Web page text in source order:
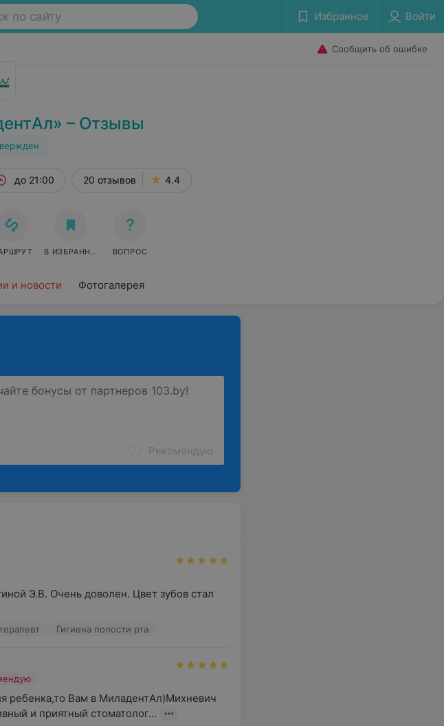
по сайту Избранное Войти
Сообщить об ошибке
– Отзывы
и новости Фотогалерея
до 21:00 20 отзывов 4.4
В ИЗБРАННОЕ ВОПРОС
Рекомендую
Э.В. Очень доволен. Цвет зубов стал
Гигиена полости рта
ребенка,то Вам в МиладентАл)Михневич
и приятный стоматолог...